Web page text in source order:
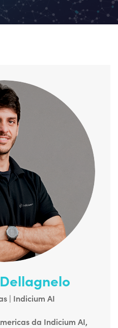
| Indicium AI
da Indicium AI,